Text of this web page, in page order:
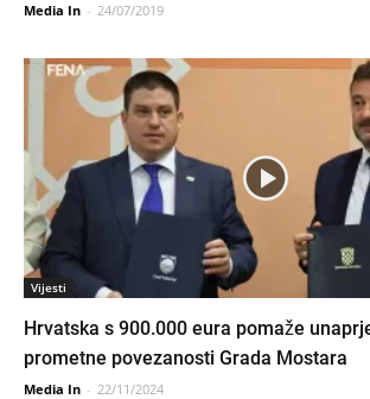
Media In - 24/07/2019
Vijesti
Hrvatska s 900.000 eura pomaže
prometne povezanosti Grada Mostara
Media In - 22/11/2024